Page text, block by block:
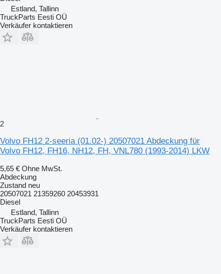
Estland, Tallinn
TruckParts Eesti OÜ
Verkäufer kontaktieren
2
Volvo FH12 2-seeria (01.02-) 20507021 Abdeckung für
Volvo FH12, FH16, NH12, FH, VNL780 (1993-2014) LKW
5,65 € Ohne MwSt.
Abdeckung
Zustand neu
20507021 21359260 20453931
Diesel
Estland, Tallinn
TruckParts Eesti OÜ
Verkäufer kontaktieren